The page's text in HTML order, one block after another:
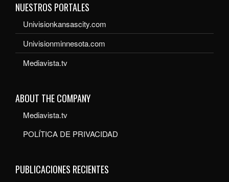
NUESTROS PORTALES
Univisionkansascity.com
Univisionminnesota.com
Mediavista.tv
ABOUT THE COMPANY
Mediavista.tv
POLÍTICA DE PRIVACIDAD
PUBLICACIONES RECIENTES